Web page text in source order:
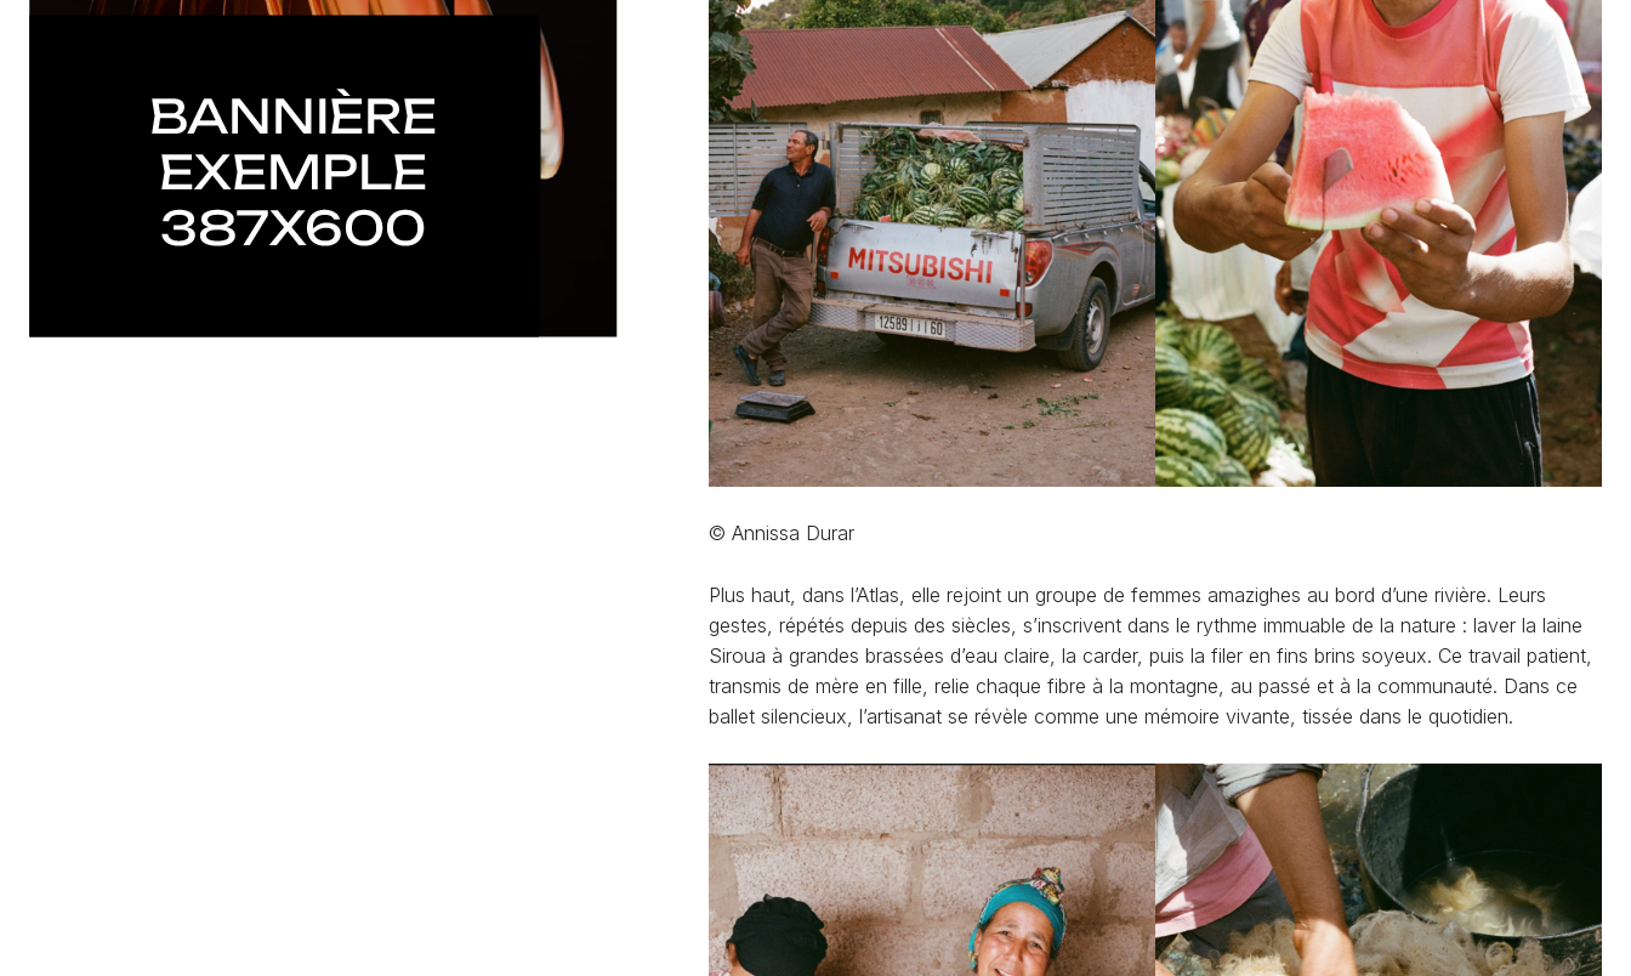
© Annissa Durar
Plus haut, dans l’Atlas, elle rejoint un groupe de femmes amazighes au bord d’une rivière. Leurs
gestes, répétés depuis des siècles, s’inscrivent dans le rythme immuable de la nature : laver la laine
Siroua à grandes brassées d’eau claire, la carder, puis la filer en fins brins soyeux. Ce travail patient,
transmis de mère en fille, relie chaque fibre à la montagne, au passé et à la communauté. Dans ce
ballet silencieux, l’artisanat se révèle comme une mémoire vivante, tissée dans le quotidien.